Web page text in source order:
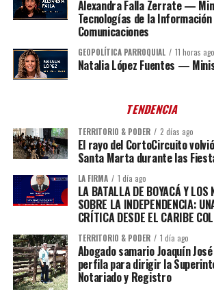
Alexandra Falla Zerrate —
Tecnologías de la Información
Comunicaciones
GEOPOLÍTICA PARROQUIAL 11 horas ago
Natalia López Fuentes —
TENDENCIA
TERRITORIO & PODER 2 días ago
El rayo del CortoCircuito
Santa Marta durante las
LA FIRMA 1 día ago
LA BATALLA DE BOYACÁ Y LOS
SOBRE LA INDEPENDENCIA:
CRÍTICA DESDE EL CARIBE
TERRITORIO & PODER 1 día ago
Abogado samario Joaquín
perfila para dirigir la
Notariado y Registro